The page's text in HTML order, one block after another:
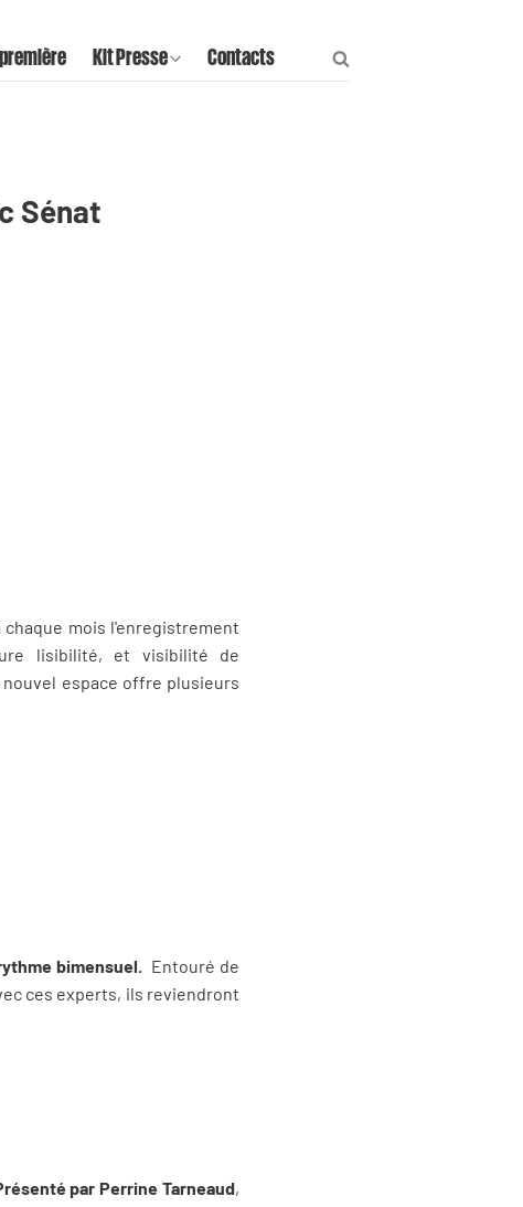
Kit Presse Contacts
Sénat
chaque mois l'enregistrement
lisibilité, et visibilité de
espace offre plusieurs
bimensuel. Entouré de
ces experts, ils reviendront
par Perrine Tarneaud,